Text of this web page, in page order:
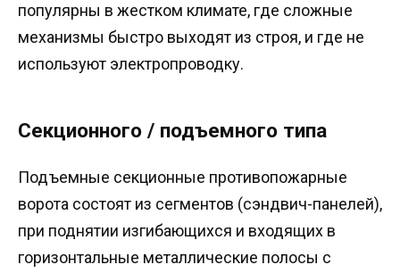
популярны в жестком климате, где сложные
механизмы быстро выходят из строя, и где не
используют электропроводку.
Секционного / подъемного типа
Подъемные секционные противопожарные
ворота состоят из сегментов (сэндвич-панелей),
при поднятии изгибающихся и входящих в
горизонтальные металлические полосы с